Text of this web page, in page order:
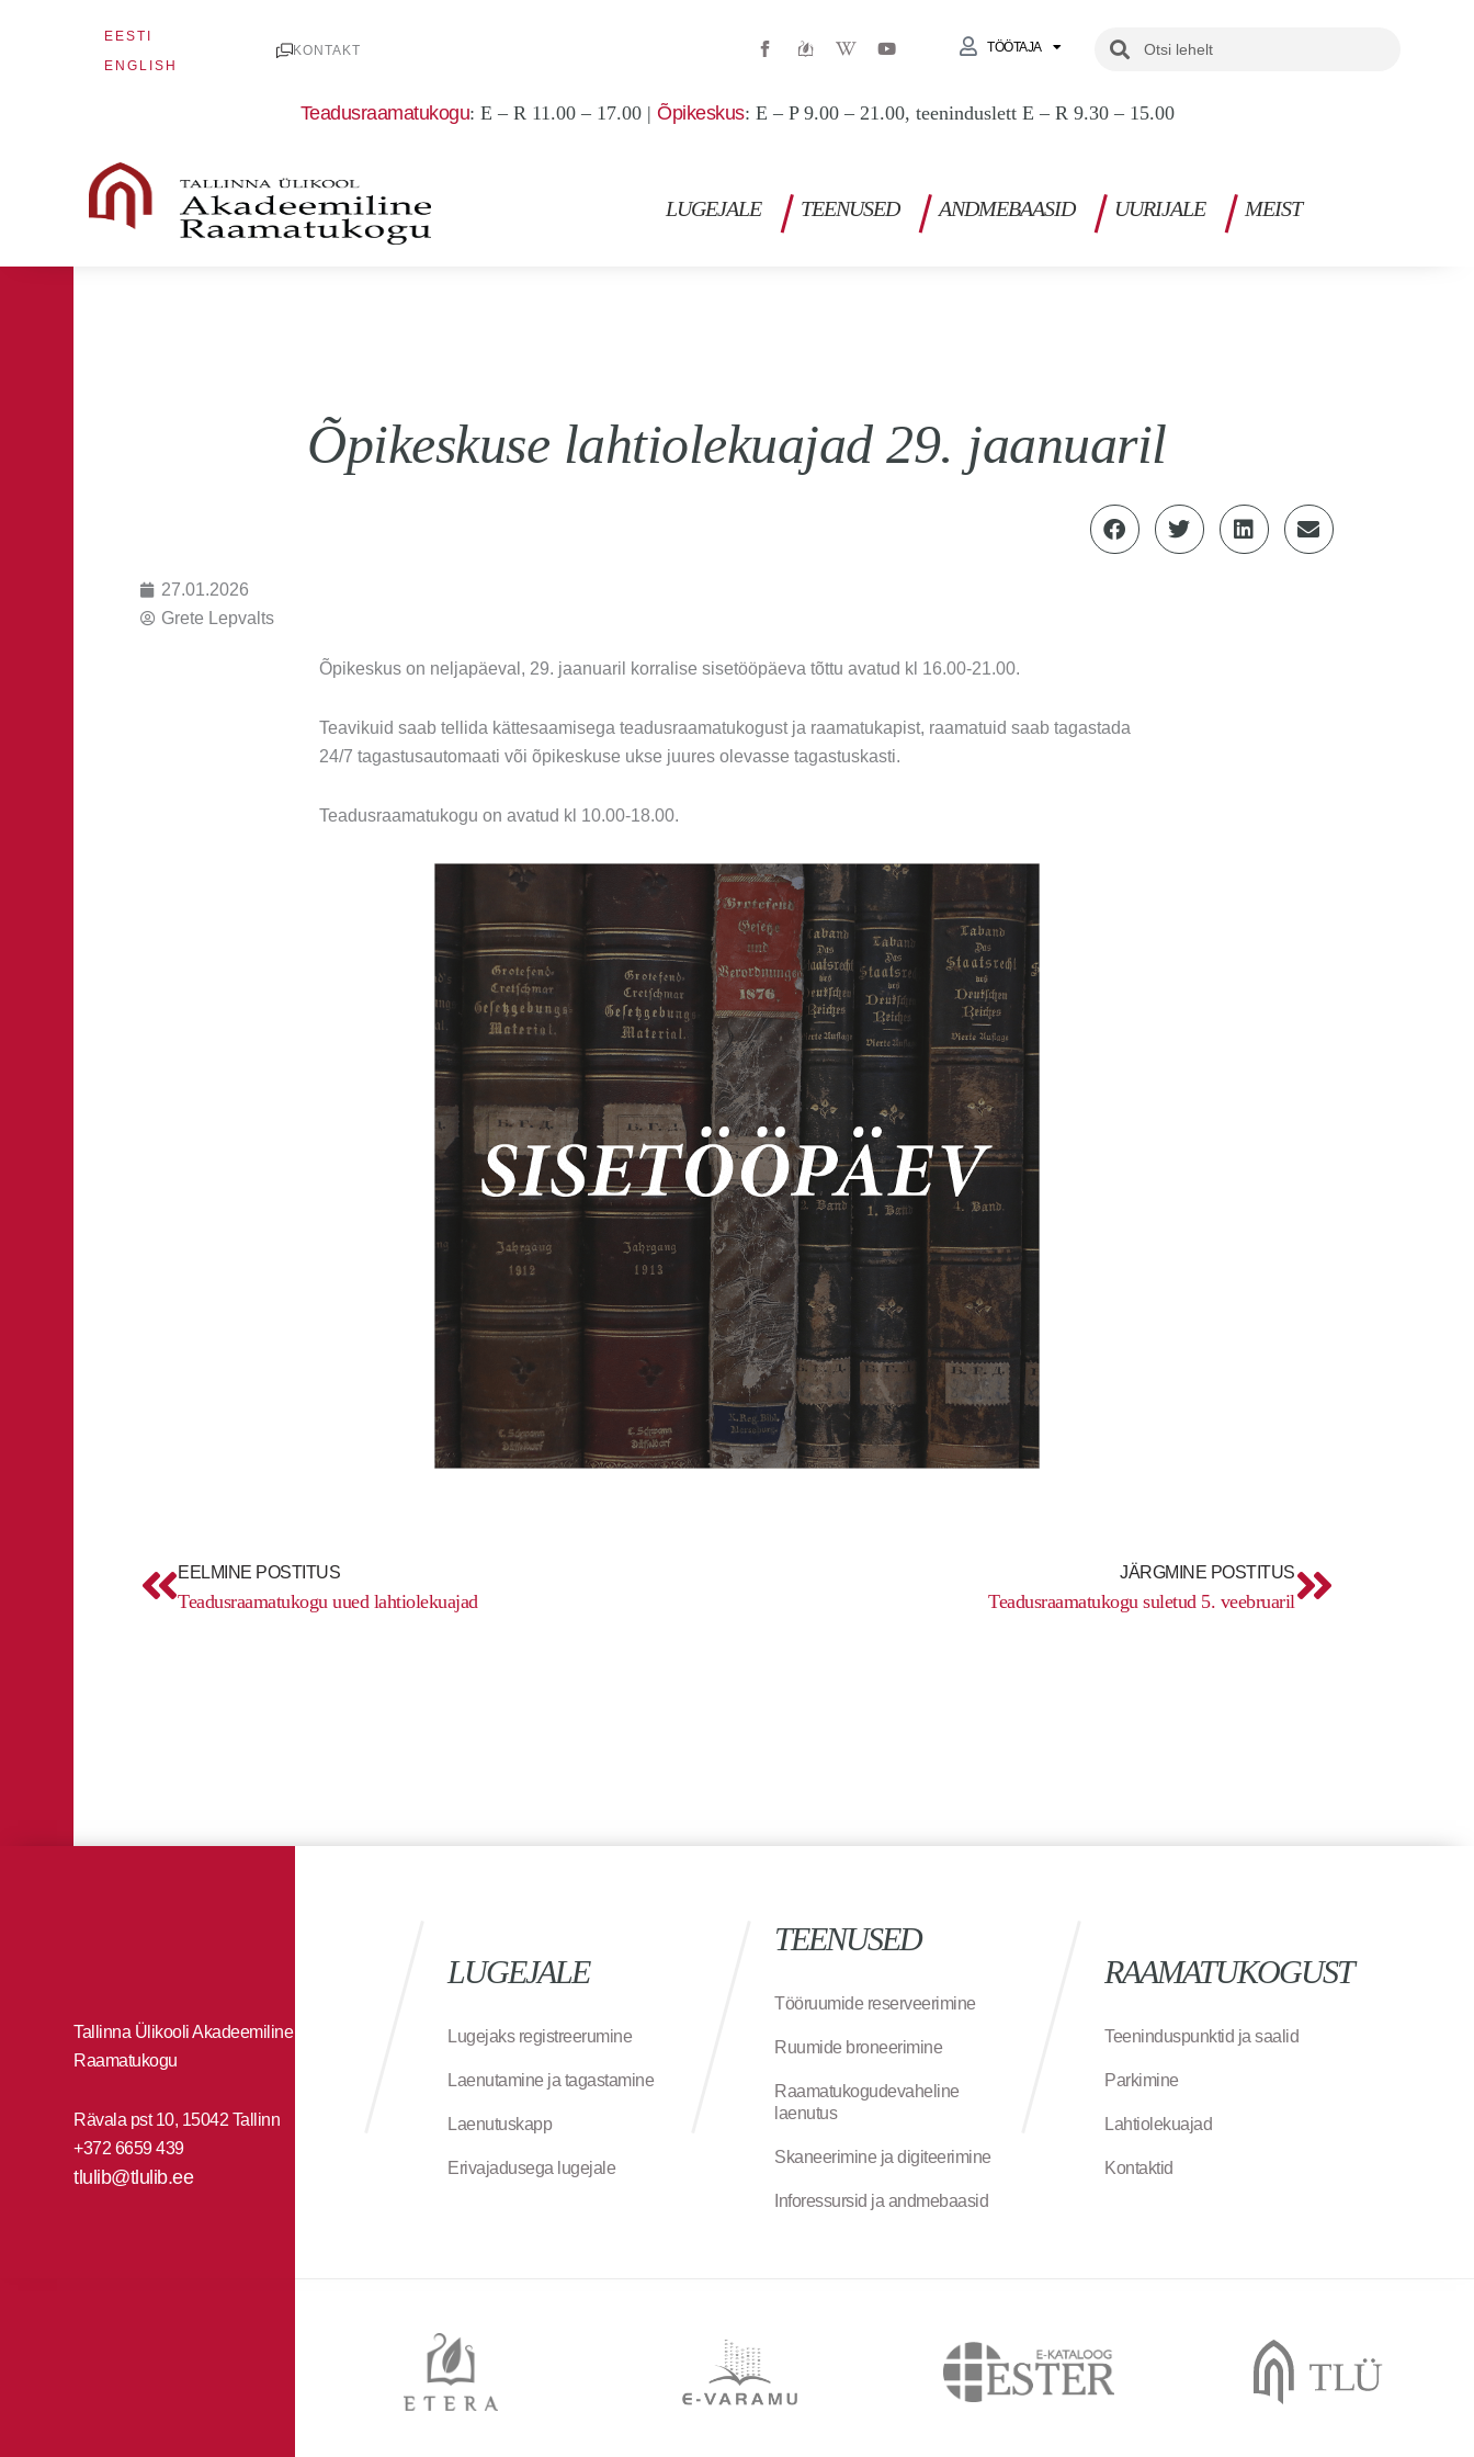
EESTI
ENGLISH
KONTAKT
W
i
e
w
Y
o
u
b
TÖÖTAJA SearchSearch
Teadusraamatukogu: E – R 11.00 – 17.00 | Õpikeskus: E – P 9.00 – 21.00, teeninduslett E – R 9.30 – 15.00
LUGEJALE TEENUSED ANDMEBAASID UURIJALE MEIST
Õpikeskuse lahtiolekuajad 29. jaanuaril
27.01.2026
Grete Lepvalts
Õpikeskus on neljapäeval, 29. jaanuaril korralise sisetööpäeva tõttu avatud kl 16.00-21.00.
Teavikuid saab tellida kättesaamisega teadusraamatukogust ja raamatukapist, raamatuid saab tagastada
24/7 tagastusautomaati või õpikeskuse ukse juures olevasse tagastuskasti.
Teadusraamatukogu on avatud kl 10.00-18.00.
EELMINE POSTITUS
Teadusraamatukogu uued lahtiolekuajad
JÄRGMINE POSTITUS
Teadusraamatukogu suletud 5. veebruaril
Tallinna Ülikooli Akadeemiline
Raamatukogu
Rävala pst 10, 15042 Tallinn
+372 6659 439
tlulib@tlulib.ee
LUGEJALE
Lugejaks registreerumine
Laenutamine ja tagastamine
Laenutuskapp
Erivajadusega lugejale
TEENUSED
Tööruumide reserveerimine
Ruumide broneerimine
Raamatukogudevaheline
laenutus
Skaneerimine ja digiteerimine
Inforessursid ja andmebaasid
RAAMATUKOGUST
Teeninduspunktid ja saalid
Parkimine
Lahtiolekuajad
Kontaktid